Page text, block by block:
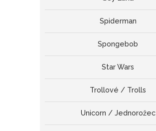
Spiderman
Spongebob
Star Wars
Trollové / Trolls
Unicorn / Jednorožec